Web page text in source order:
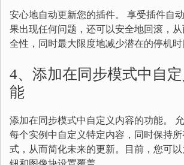
安心地自动更新您的插件。 享受插件自
果出现任何问题，还可以安全地回滚，
全性，同时最大限度地减少潜在的停机时
4、添加在同步模式中自
能
添加在同步模式中自定义内容的功能。
每个实例中自定义特定内容，同时保持
式，从而简化未来的更新。目前，您可